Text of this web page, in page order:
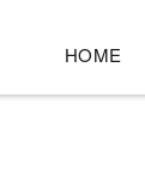
HOME